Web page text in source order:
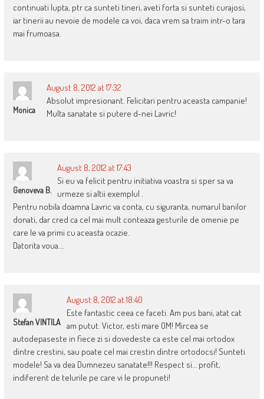
continuati lupta, ptr ca sunteti tineri, aveti forta si sunteti curajosi,
iar tinerii au nevoie de modele ca voi, daca vrem sa traim intr-o tara
mai frumoasa.
Monica
August 8, 2012 at 17:32
Absolut impresionant. Felicitari pentru aceasta campanie!
Multa sanatate si putere d-nei Lavric!
Genoveva B.
August 8, 2012 at 17:43
Si eu va felicit pentru initiativa voastra si sper sa va
urmeze si altii exemplul .
Pentru nobila doamna Lavric va conta, cu siguranta, numarul banilor
donati, dar cred ca cel mai mult conteaza gesturile de omenie pe
care le va primi cu aceasta ocazie.
Datorita voua….
Stefan VINTILA
August 8, 2012 at 18:40
Este fantastic ceea ce faceti. Am pus bani, atat cat
am putut. Victor, esti mare OM! Mircea se
autodepaseste in fiece zi si dovedeste ca este cel mai ortodox
dintre crestini, sau poate cel mai crestin dintre ortodocsi! Sunteti
modele! Sa va dea Dumnezeu sanatate!!! Respect si… profit,
indiferent de telurile pe care vi le propuneti!